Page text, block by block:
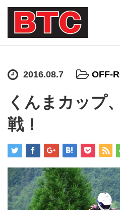
2016.08.7 OFF-
くんまカップ
戦！